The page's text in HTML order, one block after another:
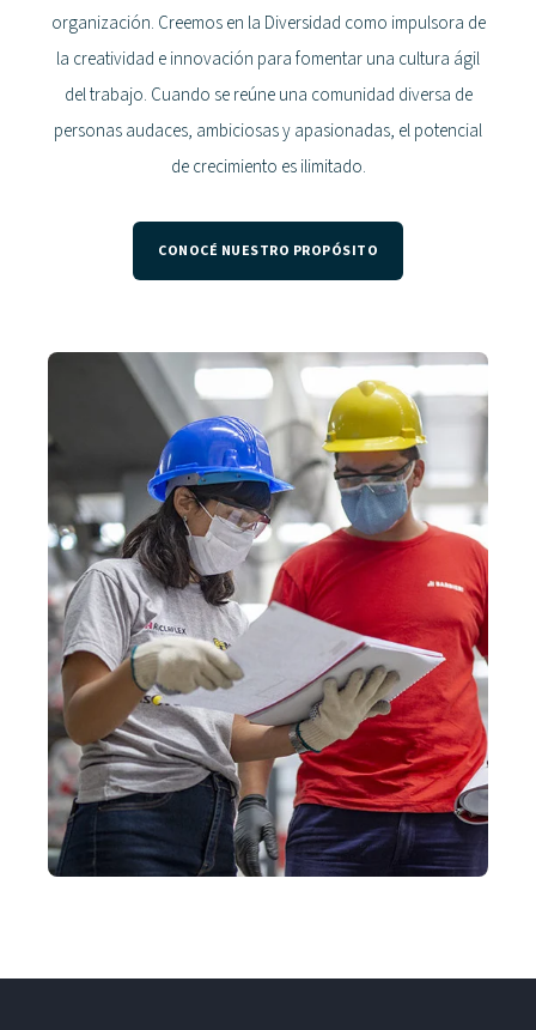
organización. Creemos en la Diversidad como impulsora de
la creatividad e innovación para fomentar una cultura ágil
del trabajo. Cuando se reúne una comunidad diversa de
personas audaces, ambiciosas y apasionadas, el potencial
de crecimiento es ilimitado.
CONOCÉ NUESTRO PROPÓSITO